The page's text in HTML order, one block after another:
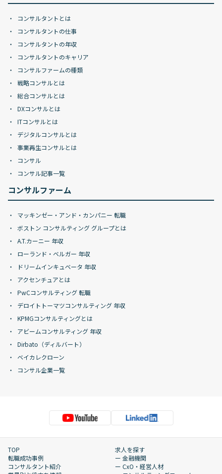
コンサルタントとは
コンサルタントの仕事
コンサルタントの年収
コンサルタントのキャリア
コンサルファームの種類
戦略コンサルとは
総合コンサルとは
DXコンサルとは
ITコンサルとは
デジタルコンサルとは
事業再生コンサルとは
コンサル
コンサル記事一覧
コンサルファーム
マッキンゼー・アンド・カンパニー 転職
ボストン コンサルティング グループとは
A.T.カーニー 年収
ローランド・ベルガー 年収
ドリームインキュベータ 年収
アクセンチュアとは
PwCコンサルティング 転職
デロイトトーマツコンサルティング 年収
KPMGコンサルティングとは
アビームコンサルティング 年収
Dirbato（ディルバート）
ベイカレクローン
コンサル企業一覧
TOP
転職成功事例
コンサルタント紹介
求人を探す
ー 金融機関
ー CxO・経営人材